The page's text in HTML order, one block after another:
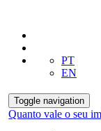
PT
EN
Toggle navigation
Quanto vale o seu